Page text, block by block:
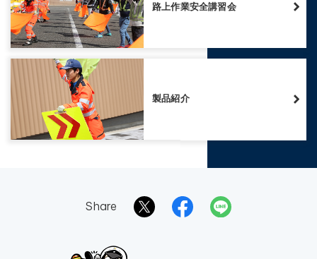
路上作業安全講習会
製品紹介
Share